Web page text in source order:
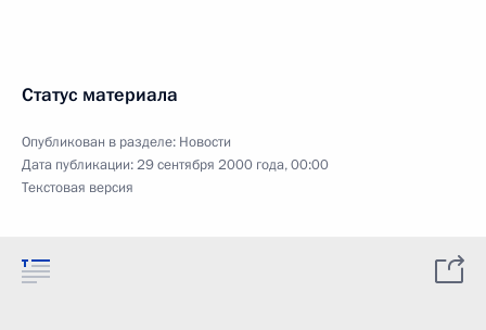
Статус материала
Опубликован в разделе: Новости
Дата публикации:29 сентября 2000 года, 00:00
Текстовая версия